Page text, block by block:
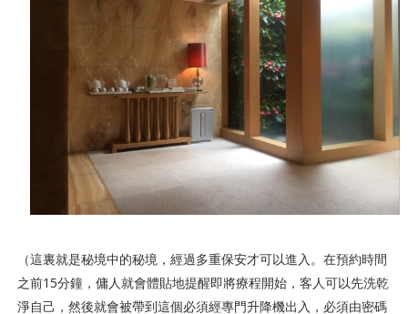
（這裏就是秘境中的秘境，經過多重保安才可以進入。在預約時間
之前15分鐘，傭人就會體貼地提醒即將療程開始，客人可以先洗乾
淨自己，然後就會被帶到這個必須經專門升降機出入，必須由密碼